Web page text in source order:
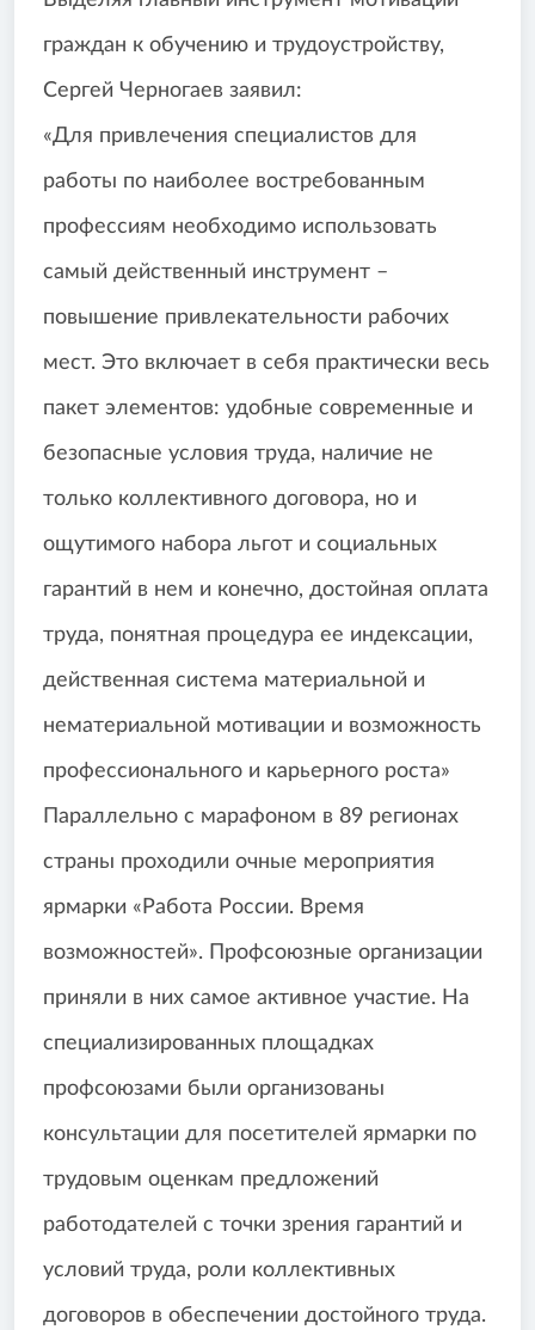
граждан к обучению и трудоустройству,
Сергей Черногаев заявил:
«Для привлечения специалистов для
работы по наиболее востребованным
профессиям необходимо использовать
самый действенный инструмент –
повышение привлекательности рабочих
мест. Это включает в себя практически весь
пакет элементов: удобные современные и
безопасные условия труда, наличие не
только коллективного договора, но и
ощутимого набора льгот и социальных
гарантий в нем и конечно, достойная оплата
труда, понятная процедура ее индексации,
действенная система материальной и
нематериальной мотивации и возможность
профессионального и карьерного роста»
Параллельно с марафоном в 89 регионах
страны проходили очные мероприятия
ярмарки «Работа России. Время
возможностей». Профсоюзные организации
приняли в них самое активное участие. На
специализированных площадках
профсоюзами были организованы
консультации для посетителей ярмарки по
трудовым оценкам предложений
работодателей с точки зрения гарантий и
условий труда, роли коллективных
договоров в обеспечении достойного труда.